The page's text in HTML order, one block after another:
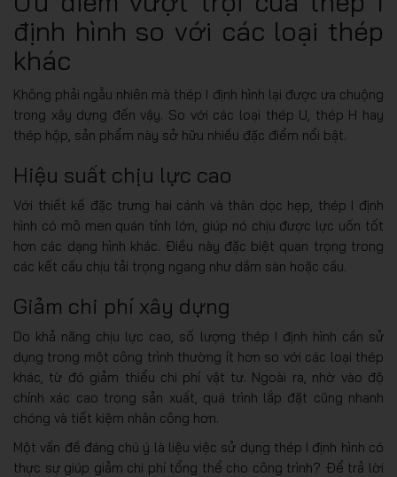
định hình so với các loại thép
khác
Không phải ngẫu nhiên mà thép I định hình lại được ưa chuộng
trong xây dựng đến vậy. So với các loại thép U, thép H hay
thép hộp, sản phẩm này sở hữu nhiều đặc điểm nổi bật.
Hiệu suất chịu lực cao
Với thiết kế đặc trưng hai cánh và thân dọc hẹp, thép I định
hình có mô men quán tính lớn, giúp nó chịu được lực uốn tốt
hơn các dạng hình khác. Điều này đặc biệt quan trọng trong
các kết cấu chịu tải trọng ngang như dầm sàn hoặc cầu.
Giảm chi phí xây dựng
Do khả năng chịu lực cao, số lượng thép I định hình cần sử
dụng trong một công trình thường ít hơn so với các loại thép
khác, từ đó giảm thiểu chi phí vật tư. Ngoài ra, nhờ vào độ
chính xác cao trong sản xuất, quá trình lắp đặt cũng nhanh
chóng và tiết kiệm nhân công hơn.
Một vấn đề đáng chú ý là liệu việc sử dụng thép I định hình có
thực sự giúp giảm chi phí tổng thể cho công trình? Để trả lời